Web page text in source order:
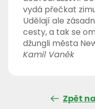
vydá přečkat
Udělají ale
cesty, a tak se
džungli města
Kamil Vaněk
Zpět